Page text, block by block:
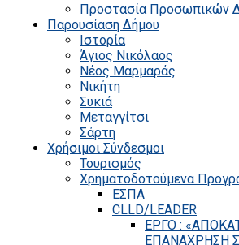
Προστασία Προσωπικών
Παρουσίαση Δήμου
Ιστορία
Άγιος Νικόλαος
Νέος Μαρμαράς
Νικήτη
Συκιά
Μεταγγίτσι
Σάρτη
Χρήσιμοι Σύνδεσμοι
Τουρισμός
Χρηματοδοτούμενα
ΕΣΠΑ
CLLD/LEADER
ΕΡΓΟ :
ΕΠΑΝΑΧΡΗΣΗ